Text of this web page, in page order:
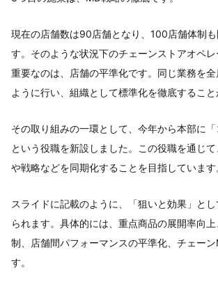
現在の店舗数は90店舗となり、100店舗体制も
す。そのような状況下のチェーンストアオペ
重要なのは、店舗の平準化です。同じ業務を
ように行い、組織として標準化を徹底すること
その取り組みの一環として、今年から本部に「
という役職を新設しました。この役職を通じて
や戦略などを同期化することを目指しています
スライドに記載のように、「狙いと効果」と
られます。具体的には、重点商品の展開率向
制、店舗間パフォーマンスの平準化、チェー
す。